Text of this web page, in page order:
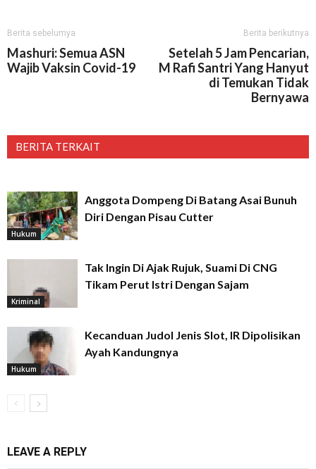
Berita sebelumya
Mashuri: Semua ASN
Wajib Vaksin Covid-19
Berita berikutnya
Setelah 5 Jam Pencarian,
M Rafi Santri Yang Hanyut
di Temukan Tidak
Bernyawa
BERITA TERKAIT
Hukum
Anggota Dompeng Di Batang Asai Bunuh
Diri Dengan Pisau Cutter
Kriminal
Tak Ingin Di Ajak Rujuk, Suami Di CNG
Tikam Perut Istri Dengan Sajam
Hukum
Kecanduan Judol Jenis Slot, IR Dipolisikan
Ayah Kandungnya
LEAVE A REPLY